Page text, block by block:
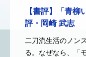
【書評】「青
評・岡崎 武志
二刀流生活のノン
る。なぜなら、「